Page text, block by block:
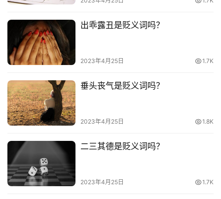
词
络
热
词
影
台
词
登录 注册
出乖露丑是贬义词吗？
2023年4月25日 1.7K
垂头丧气是贬义词吗？
2023年4月25日 1.8K
二三其德是贬义词吗？
2023年4月25日 1.7K